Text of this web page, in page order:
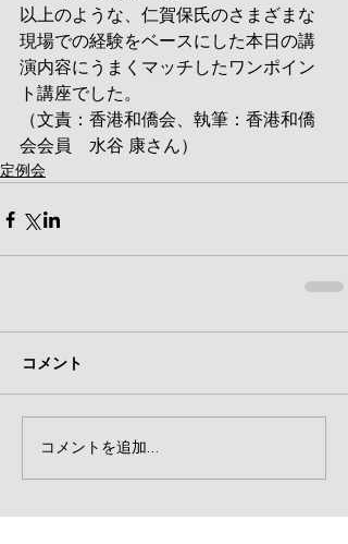
以上のような、仁賀保氏のさまざまな
現場での経験をベースにした本日の講
演内容にうまくマッチしたワンポイン
ト講座でした。
（文責：香港和僑会、執筆：香港和僑
会会員　水谷 康さん）
定例会
コメント
コメントを追加…